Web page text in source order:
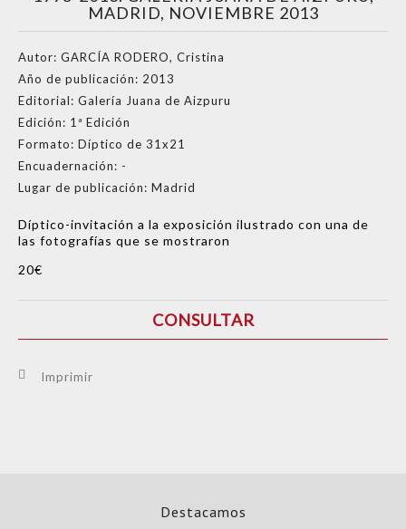
MADRID, NOVIEMBRE 2013
Autor: GARCÍA RODERO, Cristina
Año de publicación: 2013
Editorial: Galería Juana de Aizpuru
Edición: 1ª Edición
Formato: Díptico de 31x21
Encuadernación: -
Lugar de publicación: Madrid
Díptico-invitación a la exposición ilustrado con una de
las fotografías que se mostraron
20€
CONSULTAR
Imprimir
Destacamos